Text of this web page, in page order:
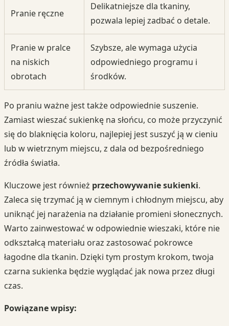
Pranie ręczne
Delikatniejsze dla tkaniny,
pozwala lepiej zadbać o detale.
Pranie w pralce
na niskich
obrotach
Szybsze, ale wymaga użycia
odpowiedniego programu i
środków.
Po praniu ważne jest także odpowiednie suszenie.
Zamiast wieszać sukienkę na słońcu, co może przyczynić
się do blaknięcia koloru, najlepiej jest suszyć ją w cieniu
lub w wietrznym miejscu, z dala od bezpośredniego
źródła światła.
Kluczowe jest również przechowywanie sukienki.
Zaleca się trzymać ją w ciemnym i chłodnym miejscu, aby
uniknąć jej narażenia na działanie promieni słonecznych.
Warto zainwestować w odpowiednie wieszaki, które nie
odkształcą materiału oraz zastosować pokrowce
łagodne dla tkanin. Dzięki tym prostym krokom, twoja
czarna sukienka będzie wyglądać jak nowa przez długi
czas.
Powiązane wpisy: